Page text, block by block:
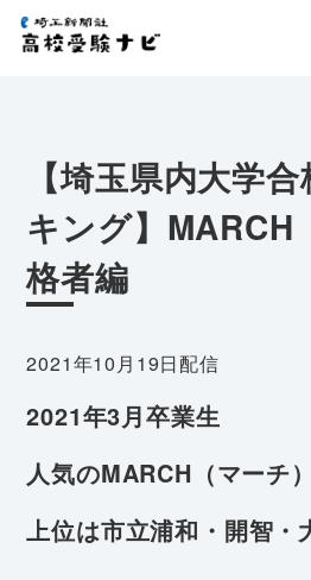
【埼玉県内大学
キング】MARCH
格者編
2021年10月19日配信
2021年3月卒業生
人気のMARCH（マーチ
上位は市立浦和・開智・